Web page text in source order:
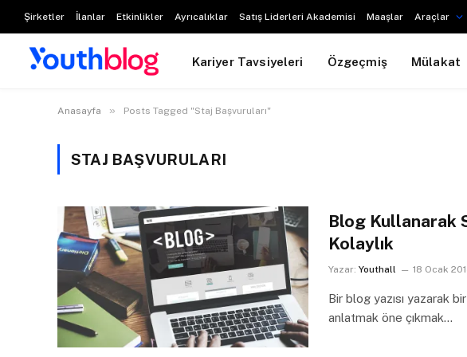
Şirketler İlanlar Etkinlikler Ayrıcalıklar Satış Liderleri Akademisi Maaşlar Araçlar
Kariyer Tavsiyeleri Özgeçmiş Mülakat
Anasayfa » Posts Tagged "Staj Başvuruları"
STAJ BAŞVURULARI
Blog Kullanarak
Kolaylık
Yazar: Youthall 18 Ocak
Bir blog yazısı yazarak
anlatmak öne çıkmak…